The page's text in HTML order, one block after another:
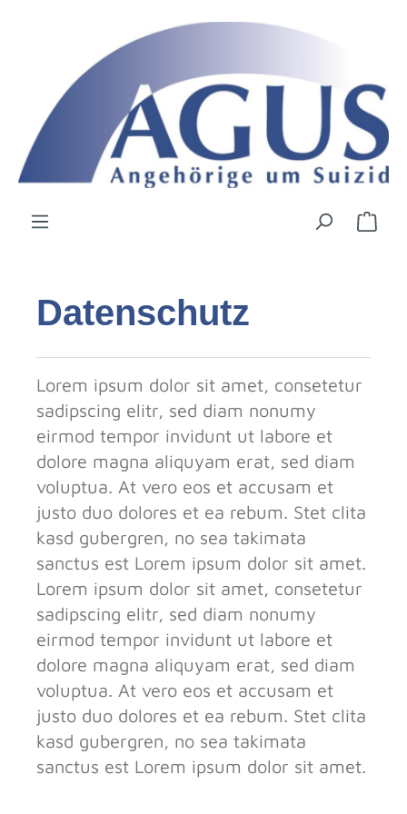
Zum Hauptinhalt springen
Datenschutz
Lorem ipsum dolor sit amet, consetetur
sadipscing elitr, sed diam nonumy
eirmod tempor invidunt ut labore et
dolore magna aliquyam erat, sed diam
voluptua. At vero eos et accusam et
justo duo dolores et ea rebum. Stet clita
kasd gubergren, no sea takimata
sanctus est Lorem ipsum dolor sit amet.
Lorem ipsum dolor sit amet, consetetur
sadipscing elitr, sed diam nonumy
eirmod tempor invidunt ut labore et
dolore magna aliquyam erat, sed diam
voluptua. At vero eos et accusam et
justo duo dolores et ea rebum. Stet clita
kasd gubergren, no sea takimata
sanctus est Lorem ipsum dolor sit amet.